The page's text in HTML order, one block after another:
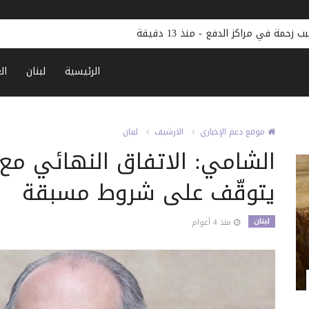
زحمة في مراكز الدفع - منذ 13 دقيقة
الرئيسية لبنان
موقع دعم الإخباري الارشيف لبنان
الشامي: الاتفاق النهائي
يتوقّف على شروط مسبقة
لبنان منذ 4 أعوام